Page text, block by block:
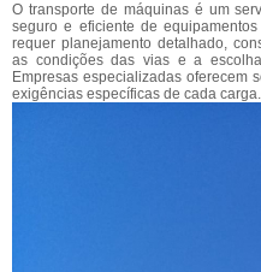
O transporte de máquinas é um
seguro e eficiente de
requer planejamento detalhado,
as condições das vias e a
Empresas especializadas oferecem
exigências específicas de cada carga.